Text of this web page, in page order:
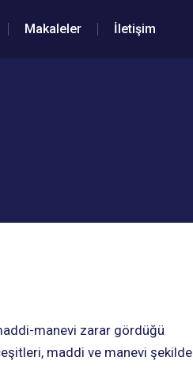
Makaleler İletişim
manevi zarar gördüğü
maddi ve manevi şekilde